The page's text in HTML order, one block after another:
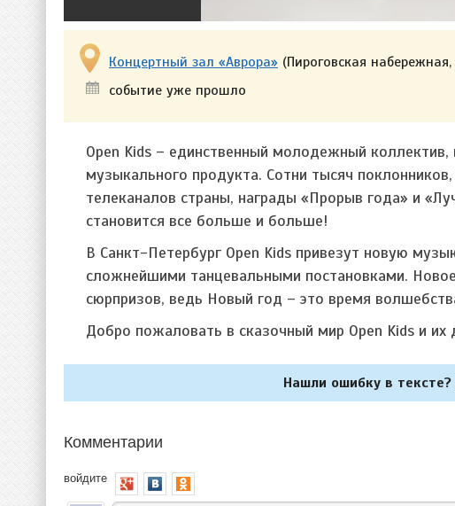
Концертный зал «Аврора» (Пироговская
событие уже прошло
Open Kids – единственный молодежный
музыкального продукта. Сотни тысяч
телеканалов страны, награды «Прорыв года» и
становится все больше и больше!
В Санкт-Петербург Open Kids привезут новую
сложнейшими танцевальными постановками.
сюрпризов, ведь Новый год – это время
Добро пожаловать в сказочный мир Open Kids и их
Нашли ошибку в
Комментарии
войдите